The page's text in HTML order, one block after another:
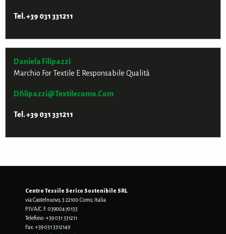
Tel. +39 031 331211
Daniela Filipazzi
Marchio For Textile E Responsabile Qualità
Dfilipazzi@textilecomo.com
Tel. +39 031 331211
Centro Tessile Serico Sostenibile SRL
via Castelnuovo, 3 22100 Como, Italia
P.IVA/C.F. 03900470133
Telefono: +39 031 331211
Fax: +39 031 3312149